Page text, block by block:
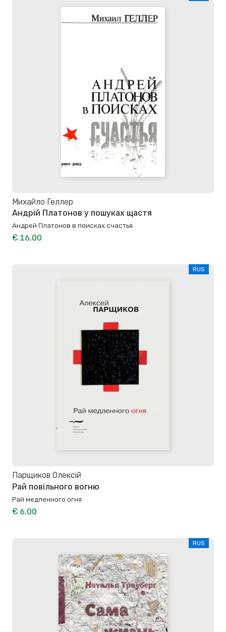
Михайло Геллер
Андрій Платонов у пошуках щастя
Андрей Платонов в поисках счастья
€ 16,00
RUS
Парщиков Олексій
Рай повільного вогню
Рай медленного огня
€ 6,00
RUS